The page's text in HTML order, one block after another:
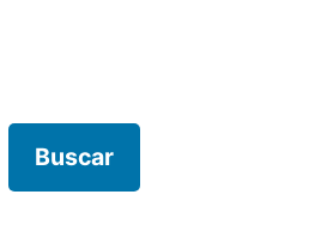
Buscar